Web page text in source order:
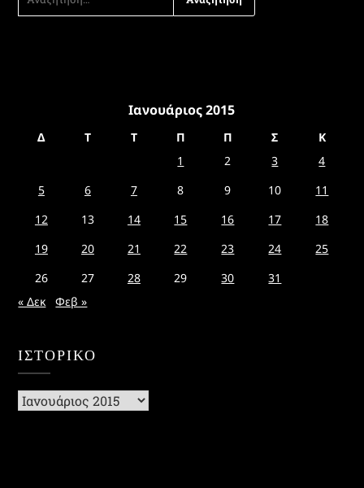
ΓΙΑ:
Ιανουάριος 2015
Δ Τ Τ Π Π Σ
Κ
1
2 3
4
5
6 7 8 9 10
11
12
13 14 15 16 17
18
19
20 21 22 23 24
25
26
27 28 29 30
31
« Δεκ
Φεβ »
ΙΣΤΟΡΙΚΌ
Ιστορικό